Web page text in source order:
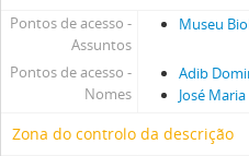
Pontos de acesso -
Assuntos
Museu
Pontos de acesso -
Nomes
Adib
José
Zona do controlo da descrição